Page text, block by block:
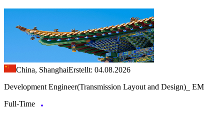
China, ShanghaiErstellt: 04.08.2026
Development Engineer(Transmission Layout and Design)_ EM
Full-Time